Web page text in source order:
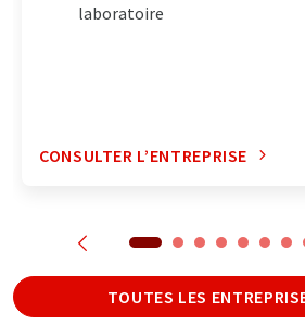
laboratoire
CONSULTER L’ENTREPRISE
TOUTES LES